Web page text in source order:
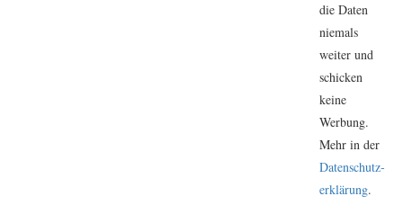
die Daten
niemals
weiter und
schicken
keine
Werbung.
Mehr in der
Daten­schutz­
erklärung.